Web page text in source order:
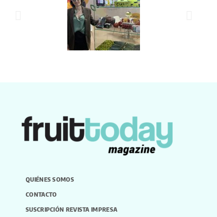
QUIÉNES SOMOS
CONTACTO
SUSCRIPCIÓN REVISTA IMPRESA